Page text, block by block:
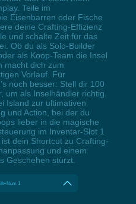
Teile im
Eisenbarren oder Fische
deine Crafting-Effizienz
und schalte Zeit für das
Ob du als Solo-Builder
als Koop-Team die Insel
macht dich zum
Vorlauf. Für
noch besser: Stell dir 100
um als Inselhändler richtig
Island zur ultimativen
und Action, bei der du
lieber in die magische
im Inventar-Slot 1
dein Shortcut zu Crafting-
und einem
Geschehen stürzt.
1